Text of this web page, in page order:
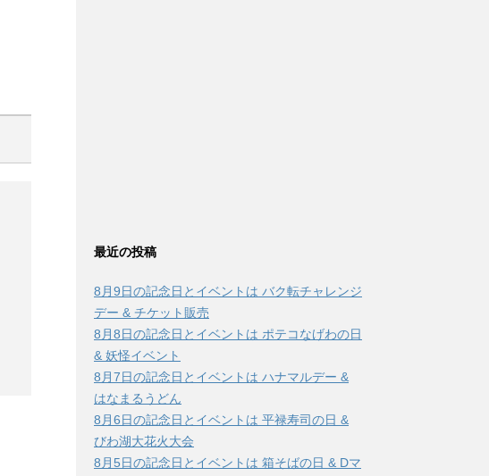
最近の投稿
8月9日の記念日とイベントは バク転チャレンジ
デー & チケット販売
8月8日の記念日とイベントは ポテコなげわの日
& 妖怪イベント
8月7日の記念日とイベントは ハナマルデー &
はなまるうどん
8月6日の記念日とイベントは 平禄寿司の日 &
びわ湖大花火大会
8月5日の記念日とイベントは 箱そばの日 & Dマ